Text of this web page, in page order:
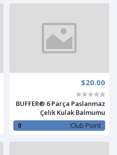
$20.00
BUFFER® 6 Parça Paslanmaz
Çelik Kulak Balmumu
Toplayıcı Çıkarıcı
Temizleyici Bakımı Çubuk
Club Point:
0